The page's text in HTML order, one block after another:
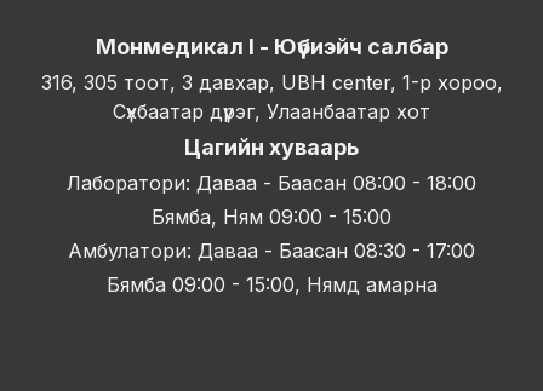
Монмедикал I - Юүбиэйч салбар
316, 305 тоот, 3 давхар, UBH center, 1-р хороо,
Сүхбаатар дүүрэг, Улаанбаатар хот
Цагийн хуваарь
Лаборатори: Даваа - Баасан 08:00 - 18:00
Бямба, Ням 09:00 - 15:00
Амбулатори: Даваа - Баасан 08:30 - 17:00
Бямба 09:00 - 15:00, Нямд амарна